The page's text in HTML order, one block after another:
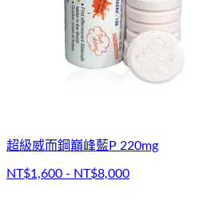
超級威而鋼巔峰藍P 220mg
NT$1,600 - NT$8,000